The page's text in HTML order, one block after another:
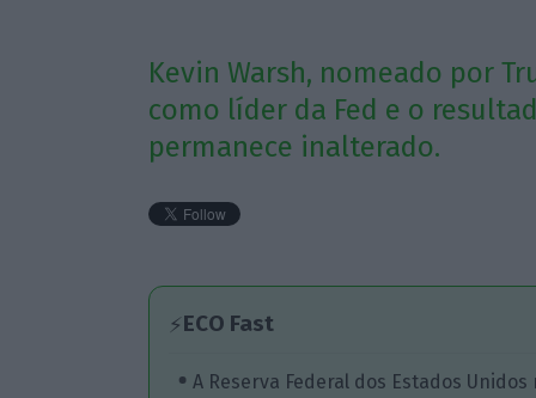
Kevin Warsh, nomeado por
como líder da Fed e o
permanece inalterado.
⚡ECO Fast
A Reserva Federal dos Estados